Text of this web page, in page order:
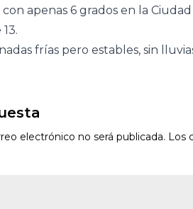
apenas 6 grados en la
frías pero estables, sin
electrónico no será publicada. Los